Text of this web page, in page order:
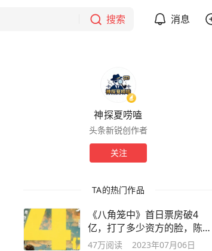
搜索 消息
神探夏唠嗑
头条新锐创作者
关注
TA的热门作品
《八角笼中》首日票房破4
亿，打了多少资方的脸，陈思
诚又赌对了
47万阅读 2023年07月06日